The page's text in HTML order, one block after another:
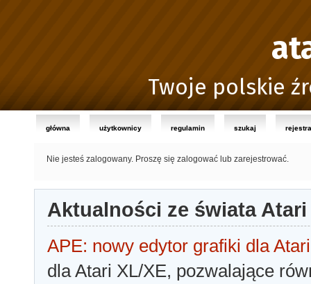
Twoje polskie
główna użytkownicy regulamin szukaj
Nie jesteś zalogowany. Proszę się zalogować lub zarejestrować.
Aktualności ze świata Atari
APE: nowy edytor grafiki dla Atari
dla Atari XL/XE, pozwalające